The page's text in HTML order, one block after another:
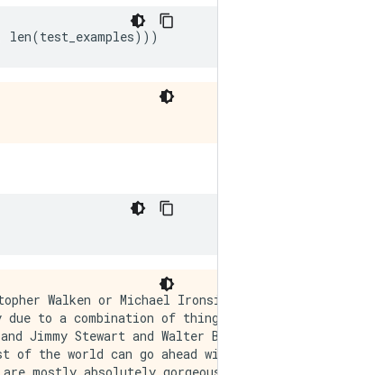
len(test_examples)))
happen, but with no explanation of what was causing them or why. I admit, I may have missed part of the film, but i watched the majority of it and everything just seemed to happen of its own accord without any real concern for anything else. I cant recommend this film at all.',
       b'Mann photographs the Alberta Rocky Mountains in a superb fashion, and Jimmy Stewart and Walter Brennan give enjoyable performances as they always seem to do. <br /><br />But come on Hollywood - a Mountie telling the people of Dawson City, Yukon to elect themselves a marshal (yes a marshal!) and to enforce the law themselves, then gunfighters battling it out